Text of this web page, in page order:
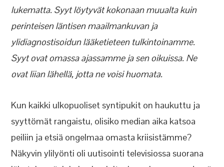
lukematta. Syyt löytyvät kokonaan muualta kuin
perinteisen läntisen maailmankuvan ja
ylidiagnostisoidun lääketieteen tulkintoinamme.
Syyt ovat omassa ajassamme ja sen oikuissa. Ne
ovat liian lähellä, jotta ne voisi huomata.
Kun kaikki ulkopuoliset syntipukit on haukuttu ja
syyttömät rangaistu, olisiko median aika katsoa
peiliin ja etsiä ongelmaa omasta kriisistämme?
Näkyvin ylilyönti oli uutisointi televisiossa suorana